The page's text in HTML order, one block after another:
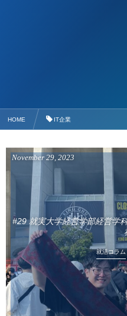
HOME IT企業
#29 就実大学経営学部経営学
November 29, 2023
就活コラム